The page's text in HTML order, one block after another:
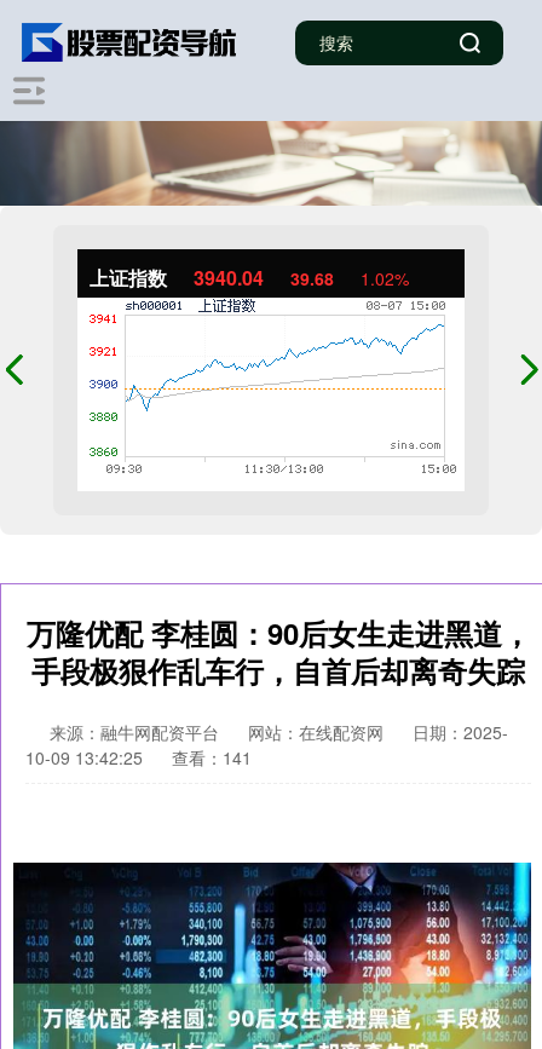
上证指数 3940.04 39.68 1.02%
万隆优配 李桂圆：90后女生走进黑道，
手段极狠作乱车行，自首后却离奇失踪
来源：融牛网配资平台 网站：在线配资网
日期：2025-
10-09 13:42:25
查看：141